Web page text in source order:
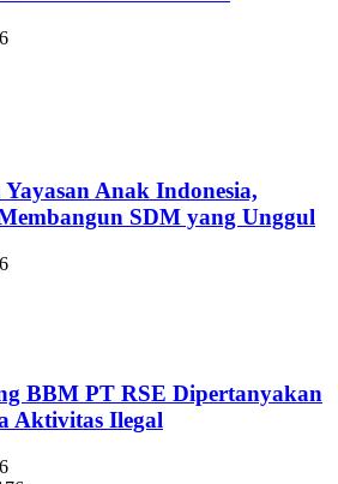
Anak Indonesia,
SDM yang Unggul
BBM PT RSE Dipertanyakan
Aktivitas Ilegal